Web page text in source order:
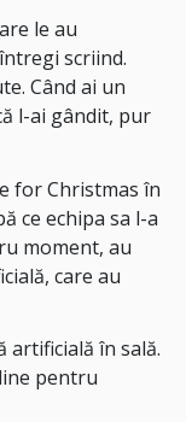
le au
scriind.
Când ai un
l-ai gândit, pur
for Christmas în
ce echipa sa l-a
moment, au
care au
artificială în sală.
pentru